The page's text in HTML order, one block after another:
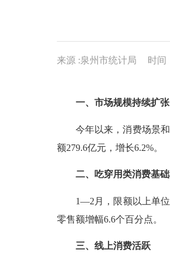
来源 :泉州市统计局 时间
一、市场规模持续扩张
今年以来，消费场景和
额279.6亿元，增长6.2%。
二、吃穿用类消费基础
1—2月，限额以上单位粮
零售额增幅6.6个百分点。
三、线上消费活跃